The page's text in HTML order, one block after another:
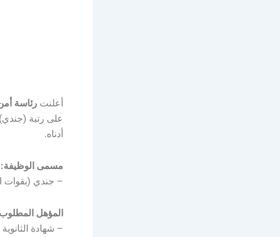
أعلنت رئاسة
على رتبة
أدناه.
مسمى الوظيفة:
– جندي (بقوات
المؤهل
– شهادة الثانوية